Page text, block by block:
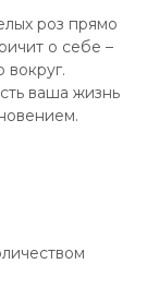
роз прямо
о себе –
вокруг.
ваша жизнь